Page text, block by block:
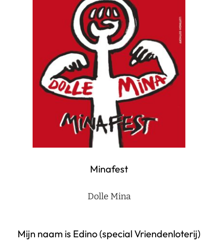
Minafest
Dolle Mina
Mijn naam is Edino (special Vriendenloterij)